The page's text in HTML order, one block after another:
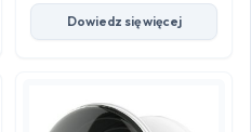
Dowiedz się więcej